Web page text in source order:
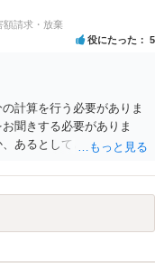
額請求・放棄
役にたった 5
計算を行う必要がありま
聞きする必要がありま
あるとしてどの程度の金